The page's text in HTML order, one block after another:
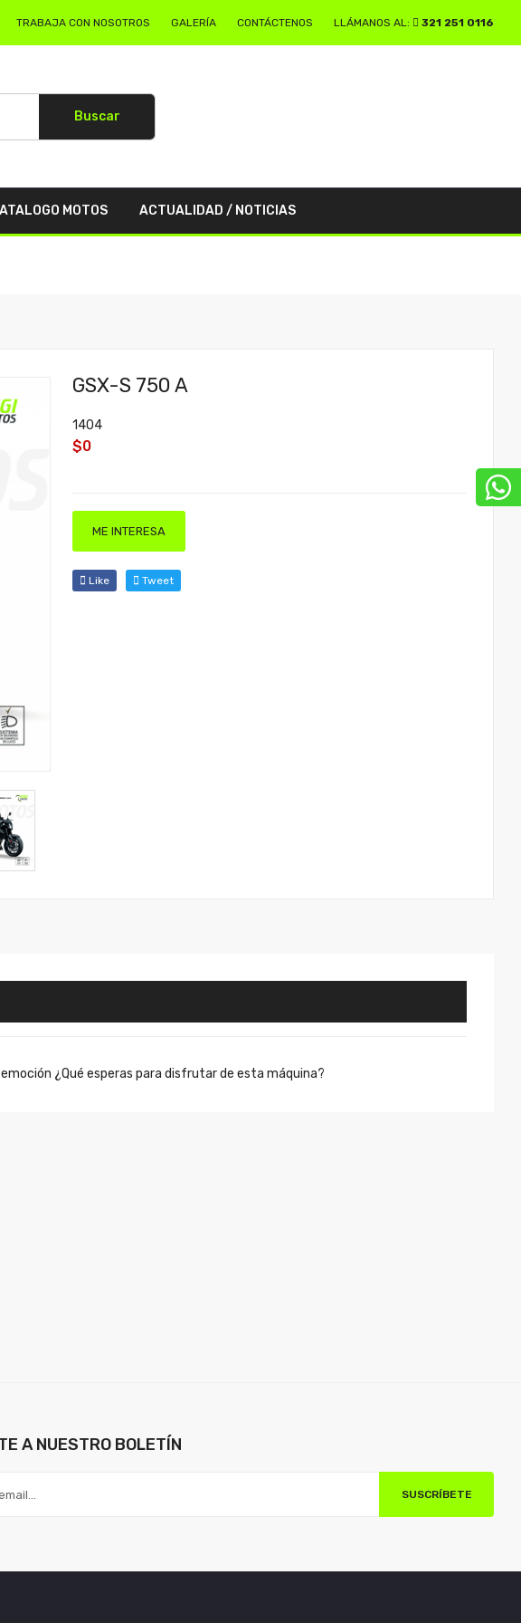
TRABAJA CON NOSOTROS GALERÍA CONTÁCTENOS LLÁMANOS AL: 321 251 0116
Buscar
MOTOS ACTUALIDAD / NOTICIAS
GSX-S 750 A
1404
$0
ME INTERESA
Like Tweet
¿Qué esperas para disfrutar de esta máquina?
A NUESTRO BOLETÍN
SUSCRÍBETE